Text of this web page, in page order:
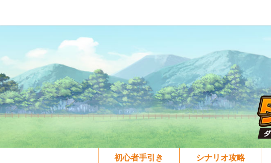
初心者手引き シナリオ攻略